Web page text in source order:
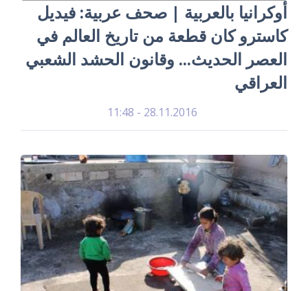
أوكرانيا بالعربية | صحف عربية: فيديل
كاسترو كان قطعة من تاريخ العالم في
العصر الحديث... وقانون الحشد الشعبي
العراقي
28.11.2016 - 11:48